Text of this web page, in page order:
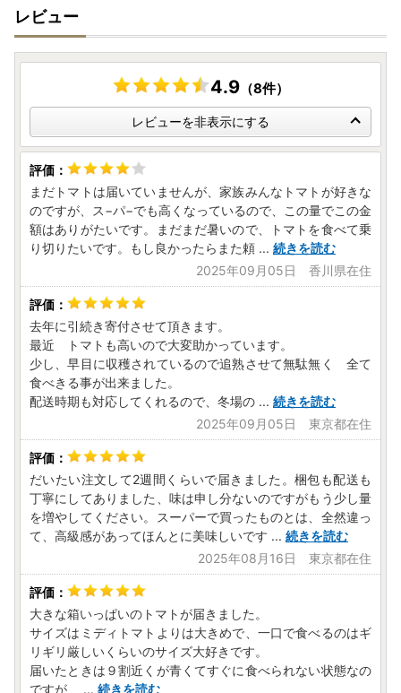
レビュー
4.9（8件）
レビューを非表示にする
まだトマトは届いていませんが、家族みんなトマトが好きな
のですが、ス−パ−でも高くなっているので、この量でこの金
額はありがたいです。まだまだ暑いので、トマトを食べて乗
り切りたいです。もし良かったらまた頼 ... 続きを読む
2025年09月05日 香川県在住
去年に引続き寄付させて頂きます。
最近 トマトも高いので大変助かっています。
少し、早目に収穫されているので追熟させて無駄無く 全て
食べきる事が出来ました。
配送時期も対応してくれるので、冬場の ... 続きを読む
2025年09月05日 東京都在住
だいたい注文して2週間くらいで届きました。梱包も配送も
丁寧にしてありました、味は申し分ないのですがもう少し量
を増やしてください。スーパーで買ったものとは、全然違っ
て、高級感があってほんとに美味しいです ... 続きを読む
2025年08月16日 東京都在住
大きな箱いっぱいのトマトが届きました。
サイズはミディトマトよりは大きめで、一口で食べるのはギ
リギリ厳しいくらいのサイズ大好きです。
届いたときは９割近くが青くてすぐに食べられない状態なの
ですが、
... 続きを読む